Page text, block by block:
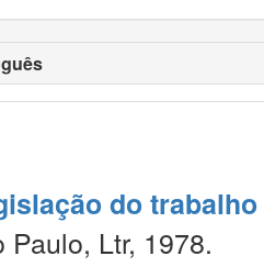
do trabalho
Ltr, 1978.